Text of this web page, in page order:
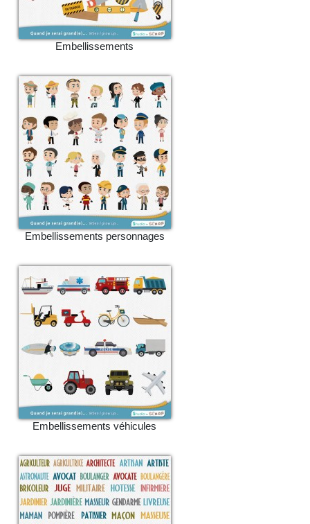
Embellissements
Embellissements personnages
Embellissements véhicules